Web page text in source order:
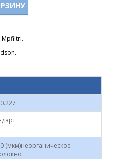
(мкм)неорганическое